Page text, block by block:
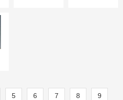
5 6 7 8 9